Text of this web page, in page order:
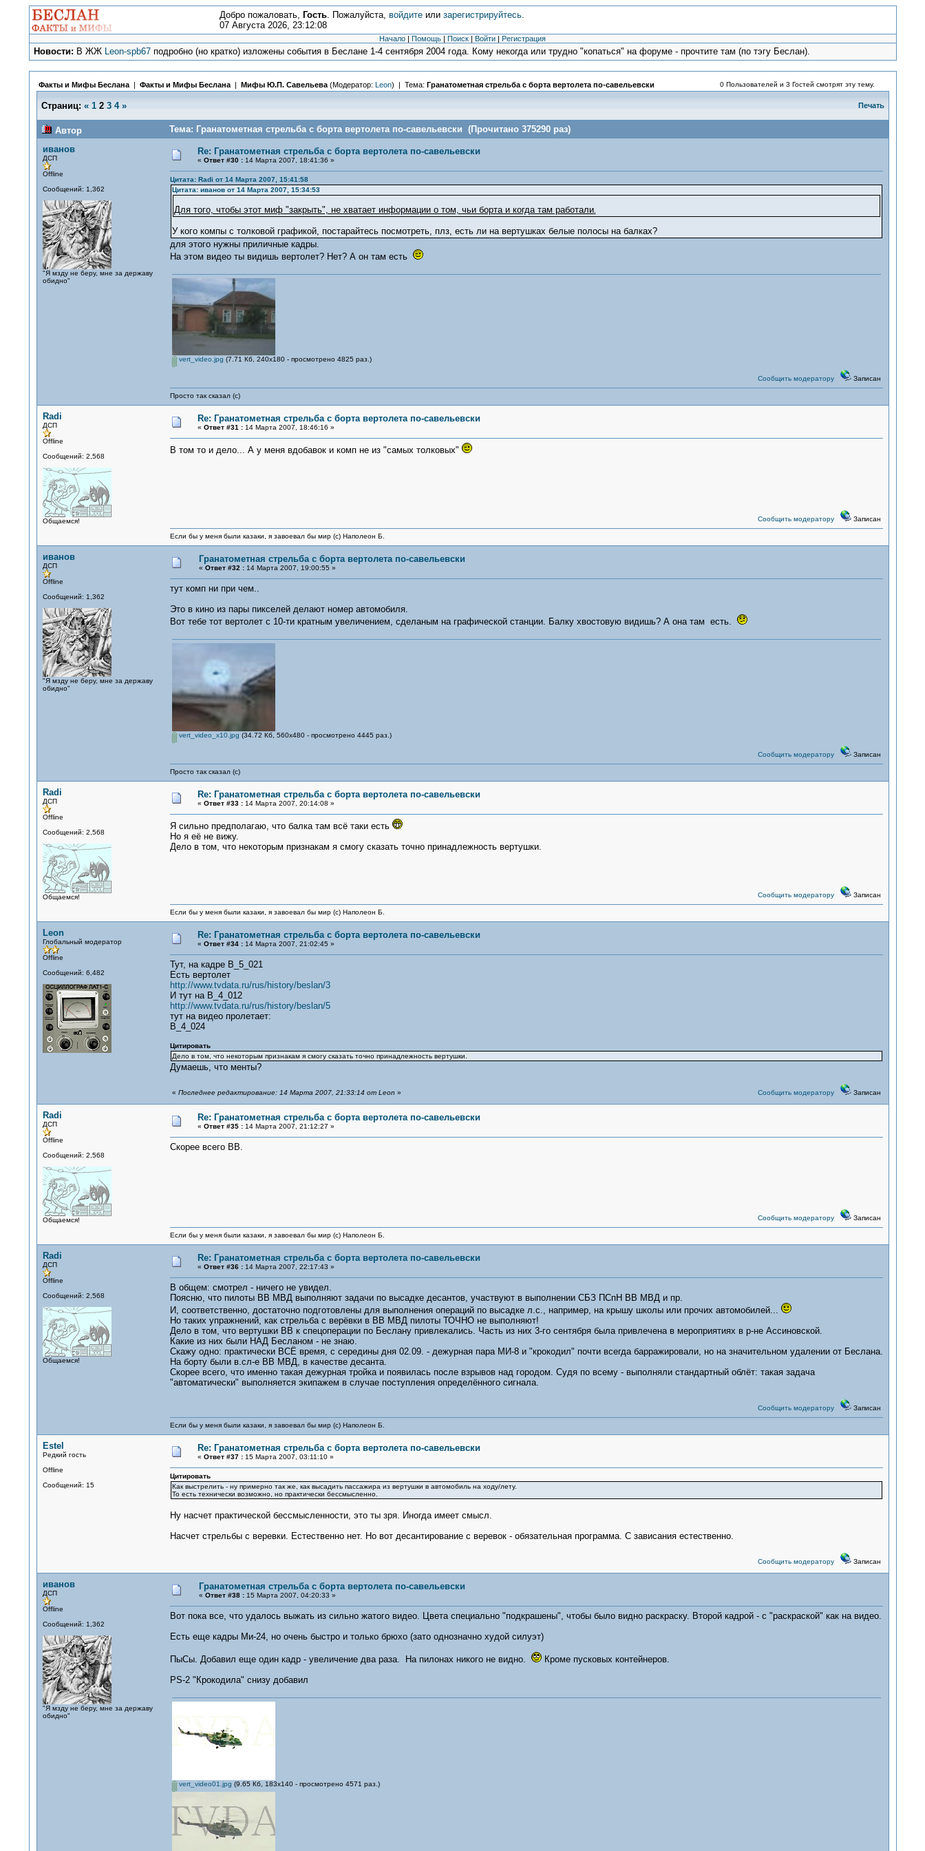
Добро пожаловать, Гость. Пожалуйста, войдитеили зарегистрируйтесь.
07 Августа 2026, 23:12:08
Начало | Помощь | Поиск | Войти | Регистрация
Новости: В ЖЖ Leon-spb67 подробно (но кратко) изложены события в Беслане 1-4 сентября 2004 года. Кому некогда или трудно "копаться" на форуме - прочтите там (по тэгу Беслан).
Факты и Мифы Беслана| Факты и Мифы Беслана| Мифы Ю.П. Савельева(Модератор: Leon) | Тема: Гранатометная стрельба с борта вертолета по-савельевски 0 Пользователей и 3 Гостей смотрят эту тему.
Страниц: « 1 2 3 4 » Печать
Автор
Тема: Гранатометная стрельба с борта вертолета по-савельевски (Прочитано 375290 раз)
иванов
ДСП
Offline
Сообщений: 1,362
"Я мзду не беру, мне за державу
обидно"
Re: Гранатометная стрельба с борта вертолета по-савельевски
« Ответ #30 :14 Марта 2007, 18:41:36 »
Цитата: Radi от 14 Марта 2007, 15:41:58
Цитата: иванов от 14 Марта 2007, 15:34:53
Для того, чтобы этот миф "закрыть", не хватает информации о том, чьи борта и когда там работали.
У кого компы с толковой графикой, постарайтесь посмотреть, плз, есть ли на вертушках белые полосы на балках?
для этого нужны приличные кадры.
На этом видео ты видишь вертолет? Нет? А он там есть
vert_video.jpg (7.71 Кб, 240x180 - просмотрено 4825 раз.)
Сообщить модератору Записан
Просто так сказал (с)
Radi
ДСП
Offline
Сообщений: 2,568
Общаемся!
Re: Гранатометная стрельба с борта вертолета по-савельевски
« Ответ #31 :14 Марта 2007, 18:46:16 »
В том то и дело... А у меня вдобавок и комп не из "самых толковых"
Сообщить модератору Записан
Если бы у меня были казаки, я завоевал бы мир (с) Наполеон Б.
иванов
ДСП
Offline
Сообщений: 1,362
"Я мзду не беру, мне за державу
обидно"
Гранатометная стрельба с борта вертолета по-савельевски
« Ответ #32 :14 Марта 2007, 19:00:55 »
тут комп ни при чем..
Это в кино из пары пикселей делают номер автомобиля.
Вот тебе тот вертолет с 10-ти кратным увеличением, сделаным на графической станции. Балку хвостовую видишь? А она там есть.
vert_video_x10.jpg (34.72 Кб, 560x480 - просмотрено 4445 раз.)
Сообщить модератору Записан
Просто так сказал (с)
Radi
ДСП
Offline
Сообщений: 2,568
Общаемся!
Re: Гранатометная стрельба с борта вертолета по-савельевски
« Ответ #33 :14 Марта 2007, 20:14:08 »
Я сильно предполагаю, что балка там всё таки есть
Но я её не вижу.
Дело в том, что некоторым признакам я смогу сказать точно принадлежность вертушки.
Сообщить модератору Записан
Если бы у меня были казаки, я завоевал бы мир (с) Наполеон Б.
Leon
Глобальный модератор
Offline
Сообщений: 6,482
Re: Гранатометная стрельба с борта вертолета по-савельевски
« Ответ #34 :14 Марта 2007, 21:02:45 »
Тут, на кадре B_5_021
Есть вертолет
http://www.tvdata.ru/rus/history/beslan/3
И тут на B_4_012
http://www.tvdata.ru/rus/history/beslan/5
тут на видео пролетает:
B_4_024
Цитировать
Дело в том, что некоторым признакам я смогу сказать точно принадлежность вертушки.
Думаешь, что менты?
« Последнее редактирование: 14 Марта 2007, 21:33:14 от Leon » Сообщить модератору Записан
Radi
ДСП
Offline
Сообщений: 2,568
Общаемся!
Re: Гранатометная стрельба с борта вертолета по-савельевски
« Ответ #35 :14 Марта 2007, 21:12:27 »
Скорее всего ВВ.
Сообщить модератору Записан
Если бы у меня были казаки, я завоевал бы мир (с) Наполеон Б.
Radi
ДСП
Offline
Сообщений: 2,568
Общаемся!
Re: Гранатометная стрельба с борта вертолета по-савельевски
« Ответ #36 :14 Марта 2007, 22:17:43 »
В общем: смотрел - ничего не увидел.
Поясню, что пилоты ВВ МВД выполняют задачи по высадке десантов, участвуют в выполнении СБЗ ПСпН ВВ МВД и пр.
И, соответственно, достаточно подготовлены для выполнения операций по высадке л.с., например, на крышу школы или прочих автомобилей...
Но таких упражнений, как стрельба с верёвки в ВВ МВД пилоты ТОЧНО не выполняют!
Дело в том, что вертушки ВВ к спецоперации по Беслану привлекались. Часть из них 3-го сентября была привлечена в мероприятиях в р-не Ассиновской.
Какие из них были НАД Бесланом - не знаю.
Скажу одно: практически ВСЁ время, с середины дня 02.09. - дежурная пара МИ-8 и "крокодил" почти всегда барражировали, но на значительном удалении от Беслана.
На борту были в.сл-е ВВ МВД, в качестве десанта.
Скорее всего, что именно такая дежурная тройка и появилась после взрывов над городом. Судя по всему - выполняли стандартный облёт: такая задача
"автоматически" выполняется экипажем в случае поступления определённого сигнала.
Сообщить модератору Записан
Если бы у меня были казаки, я завоевал бы мир (с) Наполеон Б.
Estel
Редкий гость
Offline
Сообщений: 15
Re: Гранатометная стрельба с борта вертолета по-савельевски
« Ответ #37 :15 Марта 2007, 03:11:10 »
Цитировать
Как выстрелить - ну примерно так же, как высадить пассажира из вертушки в автомобиль на ходу/лету.
То есть технически возможно, но практически бессмысленно.
Ну насчет практической бессмысленности, это ты зря. Иногда имеет смысл.
Насчет стрельбы с веревки. Естественно нет. Но вот десантирование с веревок - обязательная программа. С зависания естественно.
Сообщить модератору Записан
иванов
ДСП
Offline
Сообщений: 1,362
"Я мзду не беру, мне за державу
обидно"
Гранатометная стрельба с борта вертолета по-савельевски
« Ответ #38 :15 Марта 2007, 04:20:33 »
Вот пока все, что удалось выжать из сильно жатого видео. Цвета специально "подкрашены", чтобы было видно раскраску. Второй кадрой - с "раскраской" как на видео.
Есть еще кадры Ми-24, но очень быстро и только брюхо (зато однозначно худой силуэт)
ПыСы. Добавил еще один кадр - увеличение два раза. На пилонах никого не видно.
Кроме пусковых контейнеров.
PS-2 "Крокодила" снизу добавил
vert_video01.jpg (9.65 Кб, 183x140 - просмотрено 4571 раз.)